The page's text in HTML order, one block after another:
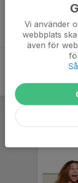
Vill du vara med i
Vi använder
webbplats
även för